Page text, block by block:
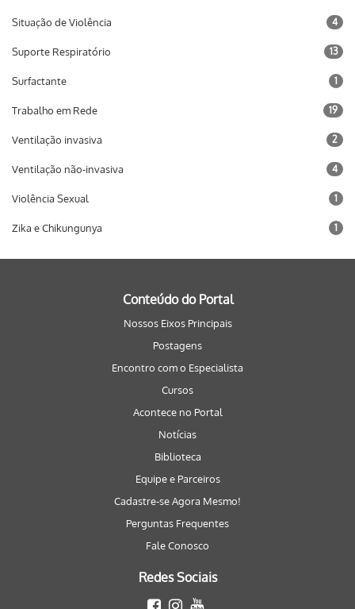
Situação de Violência 4
Suporte Respiratório 13
Surfactante 1
Trabalho em Rede 19
Ventilação invasiva 2
Ventilação não-invasiva 4
Violência Sexual 1
Zika e Chikungunya 1
Conteúdo do Portal
Nossos Eixos Principais
Postagens
Encontro com o Especialista
Cursos
Acontece no Portal
Notícias
Biblioteca
Equipe e Parceiros
Cadastre-se Agora Mesmo!
Perguntas Frequentes
Fale Conosco
Redes Sociais